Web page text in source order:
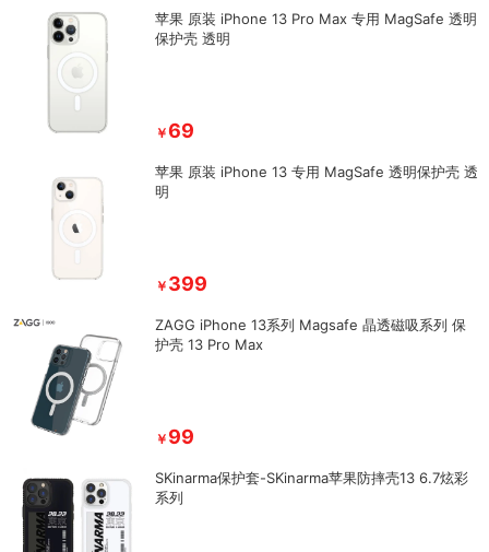
苹果 原装 iPhone 13 Pro Max 专用 MagSafe 透明
保护壳 透明
￥69
苹果 原装 iPhone 13 专用 MagSafe 透明保护壳 透
明
￥ 399
ZAGG iPhone 13系列 Magsafe 晶透磁吸系列 保
护壳 13 Pro Max
￥ 99
SKinarma保护套-SKinarma苹果防摔壳13 6.7炫彩
系列